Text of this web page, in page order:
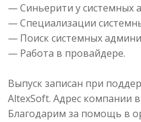
— Синьерити у системных
— Специализации
— Поиск системных
— Работа в провайдере.
Выпуск записан при
AltexSoft. Адрес компании
Благодарим за помощь в